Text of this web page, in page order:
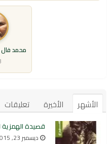
محمد
3
الأشهر الأخيرة تعليقات
قصيدة الهمزية
ديسمبر 23, 2015